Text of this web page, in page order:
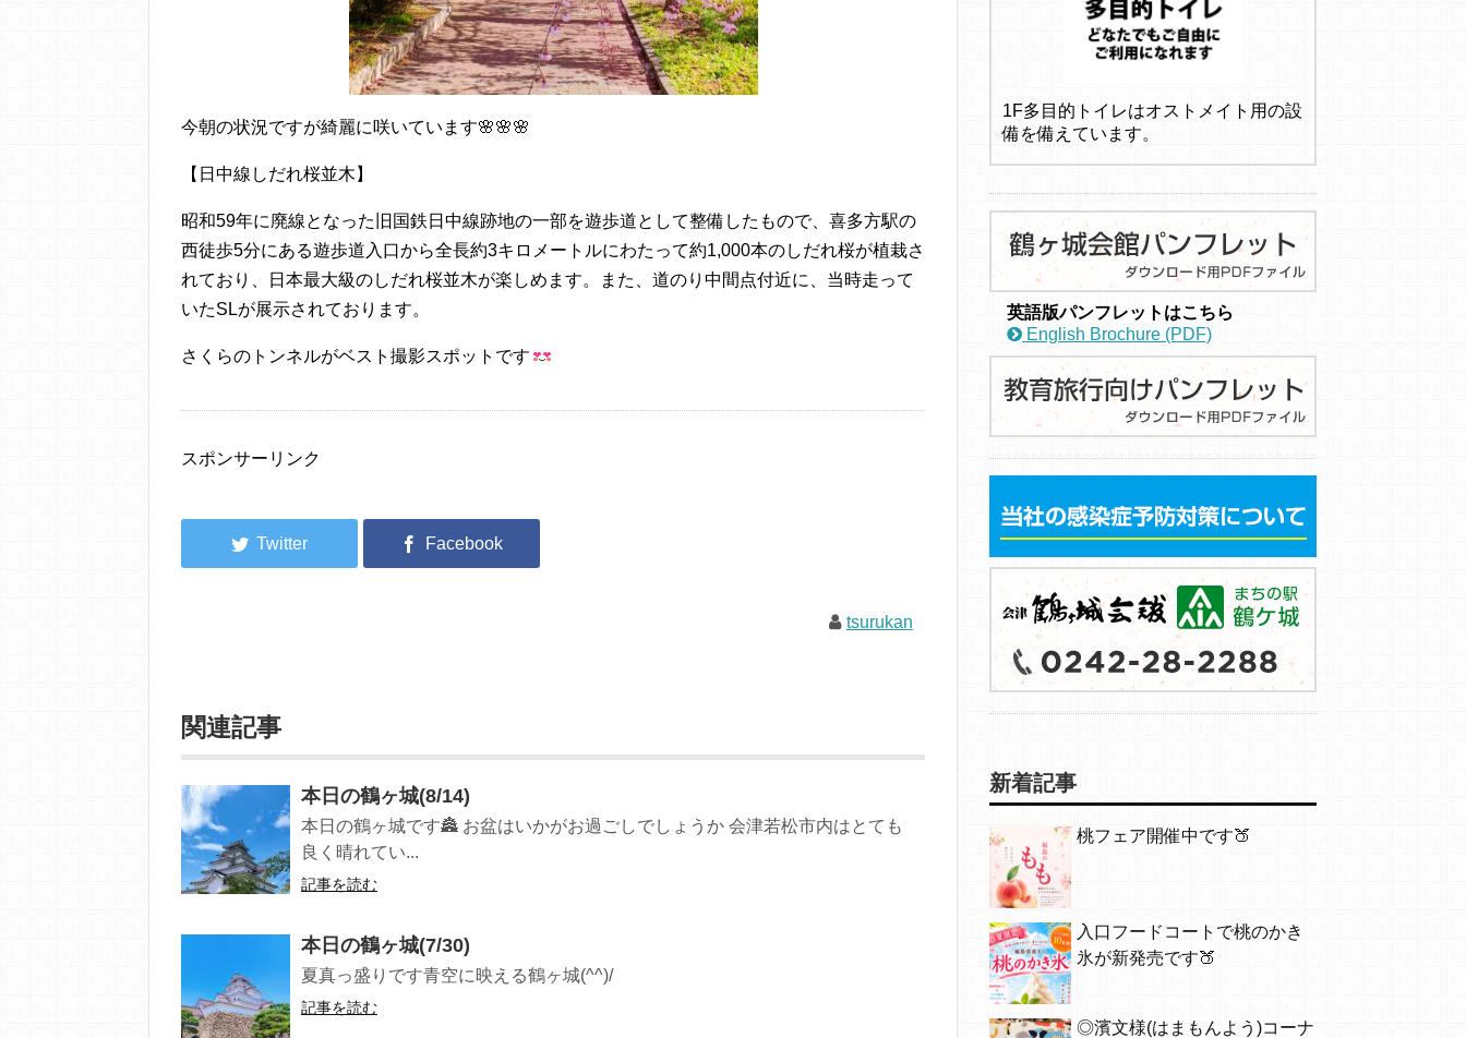
今朝の状況ですが綺麗に咲いています🌸🌸🌸
【日中線しだれ桜並木】
昭和59年に廃線となった旧国鉄日中線跡地の一部を遊歩道として整備したもので、喜多方駅の
西徒歩5分にある遊歩道入口から全長約3キロメートルにわたって約1,000本のしだれ桜が植栽さ
れており、日本最大級のしだれ桜並木が楽しめます。また、道のり中間点付近に、当時走って
いたSLが展示されております。
さくらのトンネルがベスト撮影スポットです
スポンサーリンク
tsurukan
関連記事
本日の鶴ヶ城(8/14)
本日の鶴ヶ城です🏯 お盆はいかがお過ごしでしょうか 会津若松市内はとても
良く晴れてい...
記事を読む
本日の鶴ヶ城(7/30)
夏真っ盛りです青空に映える鶴ヶ城(^^)/
記事を読む
1F多目的トイレはオストメイト用の設
備を備えています。
英語版パンフレットはこちら
English Brochure (PDF)
新着記事
桃フェア開催中です🍑
入口フードコートで桃のかき
氷が新発売です🍑
◎濱文様(はまもんよう)コーナ